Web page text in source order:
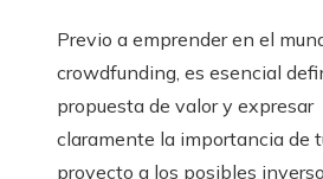
Previo a emprender en el
crowdfunding, es esencial
propuesta de valor y expresar
claramente la importancia de
proyecto a los posibles